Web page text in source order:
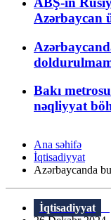
Azərbaycan
Bakı
nəqliyyat
Ana səhifə
İqtisadiyyat
Azərbaycanda
İqtisadiyyat